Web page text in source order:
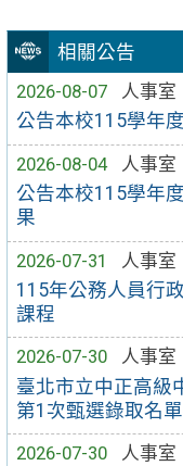
相關公告
2026-08-07
人事室
公告本校115學年
2026-08-04
人事室
公告本校115學年
果
2026-07-31
人事室
115年公務人員行
課程
2026-07-30
人事室
臺北市立中正高級
第1次甄選錄取名單
2026-07-30
人事室